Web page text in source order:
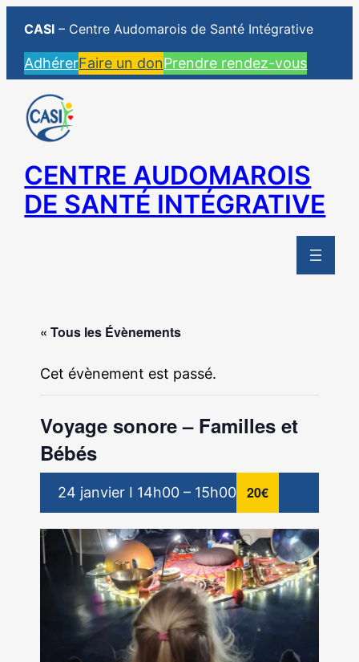
CASI – Centre Audomarois de Santé Intégrative
AdhérerFaire un donPrendre rendez-vous
CENTRE AUDOMAROIS
DE SANTÉ INTÉGRATIVE
« Tous les Évènements
Cet évènement est passé.
Voyage sonore – Familles et
Bébés
24 janvier I 14h00 – 15h00 20€